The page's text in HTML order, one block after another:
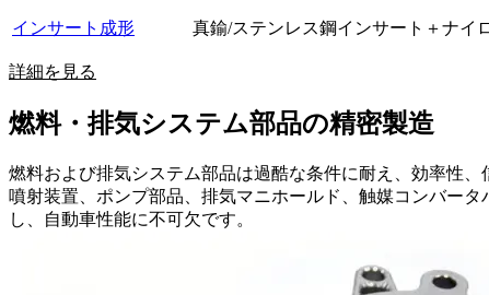
インサート成形 真鍮/ステンレス鋼インサート＋ナイ
詳細を見る
燃料・排気システム部品の精密製造
燃料および排気システム部品は過酷な条件に耐え、効率性
噴射装置、ポンプ部品、排気マニホールド、触媒コンバー
し、自動車性能に不可欠です。